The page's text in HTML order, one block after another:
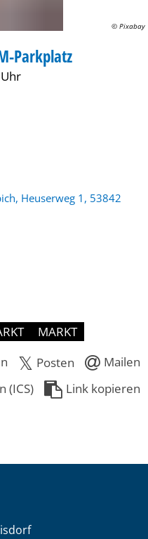
© Pixabay
Parkplatz
Heuserweg 1, 53842
MARKT
Posten
Mailen
(ICS)
Link kopieren